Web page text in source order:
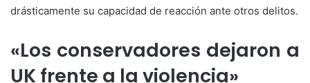
drásticamente su capacidad de reacción ante otros delitos.
«Los conservadores dejaron a
UK frente a la violencia»